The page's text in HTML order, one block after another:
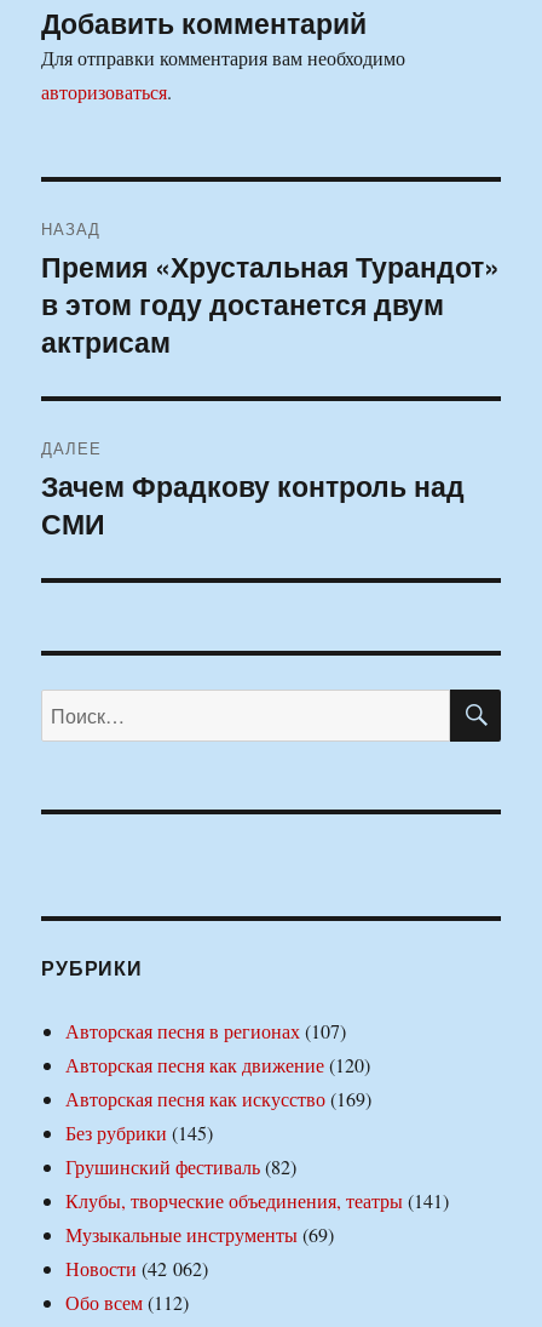
Добавить комментарий
Для отправки комментария вам необходимо
авторизоваться.
по
записям
НАЗАД
Предыдущая
запись:
Премия «Хрустальная Турандот»
в этом году достанется двум
актрисам
ДАЛЕЕ
Следующая
запись:
Зачем Фрадкову контроль над
СМИ
Искать:
РУБРИКИ
Авторская песня в регионах(107)
Авторская песня как движение(120)
Авторская песня как искусство(169)
Без рубрики (145)
Грушинский фестиваль(82)
Клубы, творческие объединения, театры(141)
Музыкальные инструменты(69)
Новости (42 062)
Обо всем(112)